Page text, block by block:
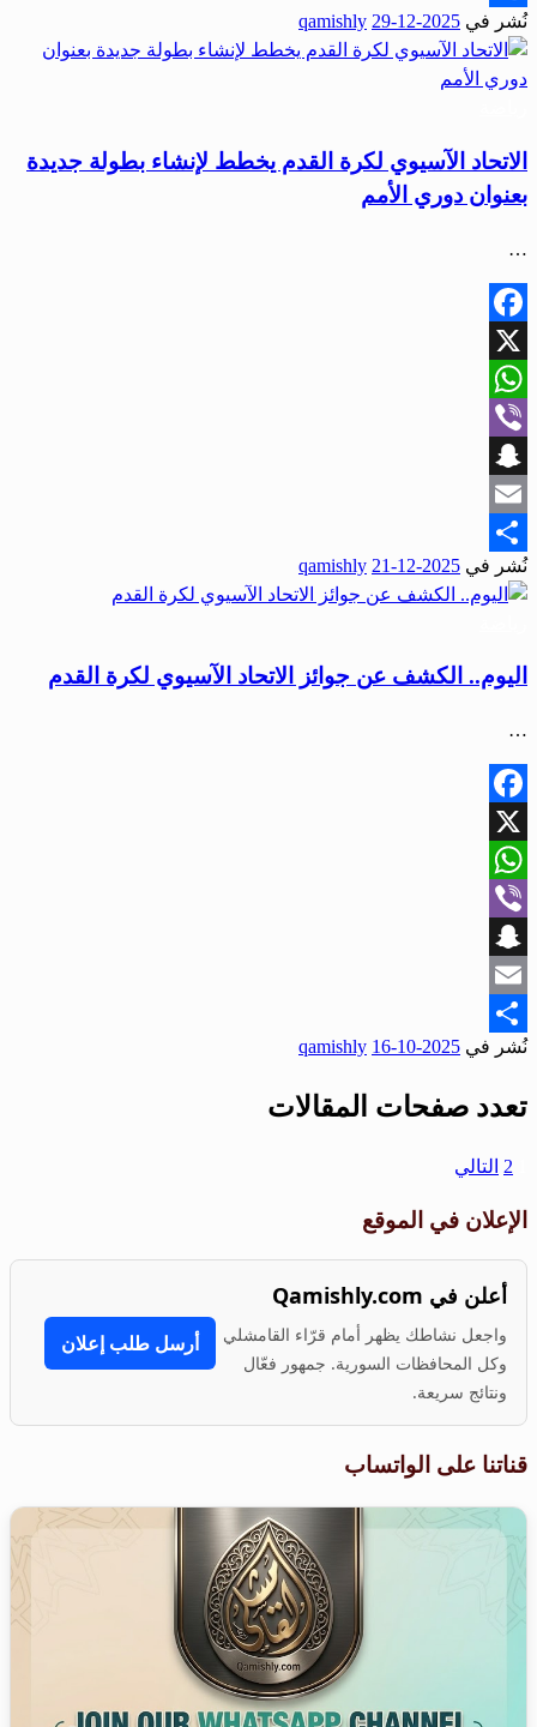
Share
نُشر في 2025-12-29
qamishly
الاتحاد الآسيوي لكرة القدم يخطط لإنشاء بطولة جديدة
بعنوان دوري الأمم
…
Facebook
X
WhatsApp
Viber
Snapchat
Email
Share
نُشر في 2025-12-21
qamishly
اليوم.. الكشف عن جوائز الاتحاد الآسيوي لكرة القدم
…
Facebook
X
WhatsApp
Viber
Snapchat
Email
Share
نُشر في 2025-10-16
qamishly
تعدد صفحات المقالات
2 التالي
الإعلان في الموقع
أعلن في Qamishly.com
واجعل نشاطك يظهر أمام قرّاء القامشلي
وكل المحافظات السورية. جمهور فعّال
ونتائج سريعة.
أرسل طلب إعلان
قناتنا على الواتساب